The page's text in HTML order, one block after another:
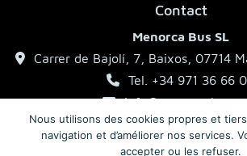
Contact
Menorca Bus SL
Carrer de Bajolí, 7, Baixos, 07714
Tel. +34 971 36 66
Nous utilisons des cookies propres et tiers
navigation et d’améliorer nos services.
accepter ou les refuser.